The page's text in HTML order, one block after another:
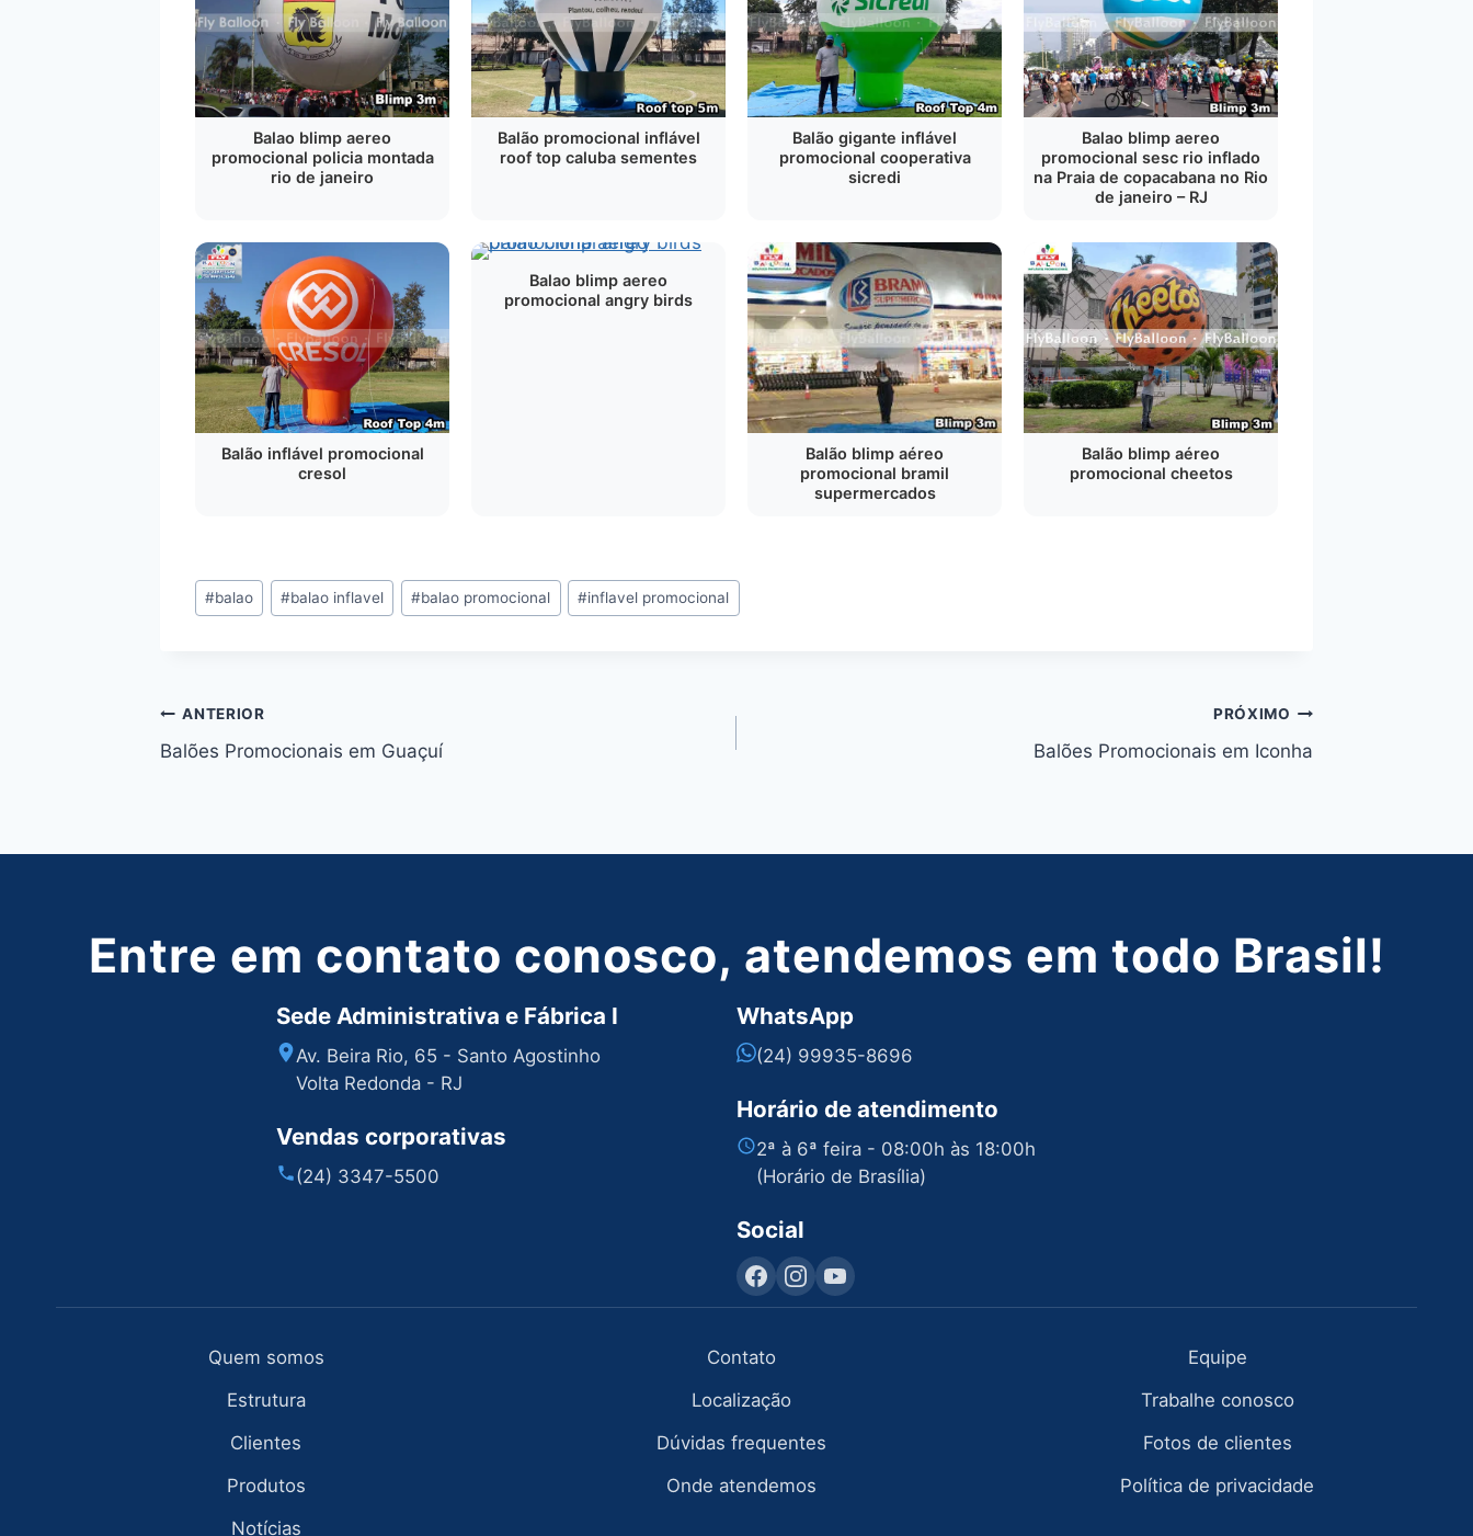
Balao blimp aereo
promocional policia montada
rio de janeiro
Balão promocional inflável
roof top caluba sementes
Balão gigante inflável
promocional cooperativa
sicredi
Balao blimp aereo
promocional sesc rio inflado
na Praia de copacabana no Rio
de janeiro – RJ
Balão inflável promocional
cresol
Balao blimp aereo
promocional angry birds
Balão blimp aéreo
promocional bramil
supermercados
Balão blimp aéreo
promocional cheetos
Tags
do
#balao #balao inflavel #balao promocional #inflavel promocional
Navegação
de
ANTERIOR
Balões Promocionais em Guaçuí
PRÓXIMO
Balões Promocionais em Iconha
Entre em contato conosco, atendemos em todo Brasil!
Sede Administrativa e Fábrica I
Av. Beira Rio, 65 - Santo Agostinho
Volta Redonda - RJ
Vendas corporativas
(24) 3347-5500
WhatsApp
(24) 99935-8696
Horário de atendimento
2ª à 6ª feira - 08:00h às 18:00h
(Horário de Brasília)
Social
Quem somos
Estrutura
Clientes
Produtos
Notícias
Contato
Localização
Dúvidas frequentes
Onde atendemos
Equipe
Trabalhe conosco
Fotos de clientes
Política de privacidade